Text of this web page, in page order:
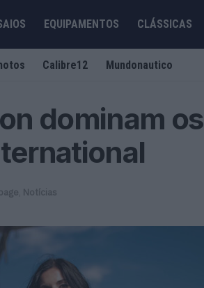
EQUIPAMENTOS CLÁSSICAS
Calibre12 Mundonautico
dominam os
Notícias